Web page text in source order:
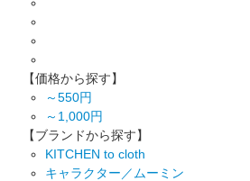
【価格から探す】
～550円
～1,000円
【ブランドから探す】
KITCHEN to cloth
キャラクター／ムーミン